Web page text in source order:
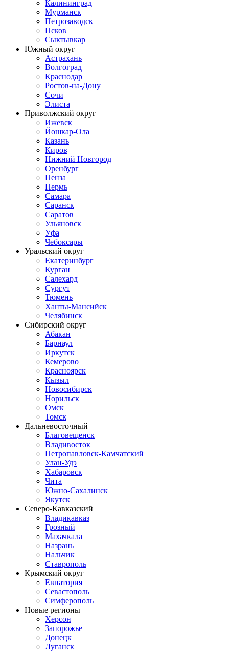
Калининград
Мурманск
Петрозаводск
Псков
Сыктывкар
Южный округ
Астрахань
Волгоград
Краснодар
Ростов-на-Дону
Сочи
Элиста
Приволжский округ
Ижевск
Йошкар-Ола
Казань
Киров
Нижний Новгород
Оренбург
Пенза
Пермь
Самара
Саранск
Саратов
Ульяновск
Уфа
Чебоксары
Уральский округ
Екатеринбург
Курган
Салехард
Сургут
Тюмень
Ханты-Мансийск
Челябинск
Сибирский округ
Абакан
Барнаул
Иркутск
Кемерово
Красноярск
Кызыл
Новосибирск
Норильск
Омск
Томск
Дальневосточный
Благовещенск
Владивосток
Петропавловск-Камчатский
Улан-Удэ
Хабаровск
Чита
Южно-Сахалинск
Якутск
Северо-Кавказский
Владикавказ
Грозный
Махачкала
Назрань
Нальчик
Ставрополь
Крымский округ
Евпатория
Севастополь
Симферополь
Новые регионы
Херсон
Запорожье
Донецк
Луганск